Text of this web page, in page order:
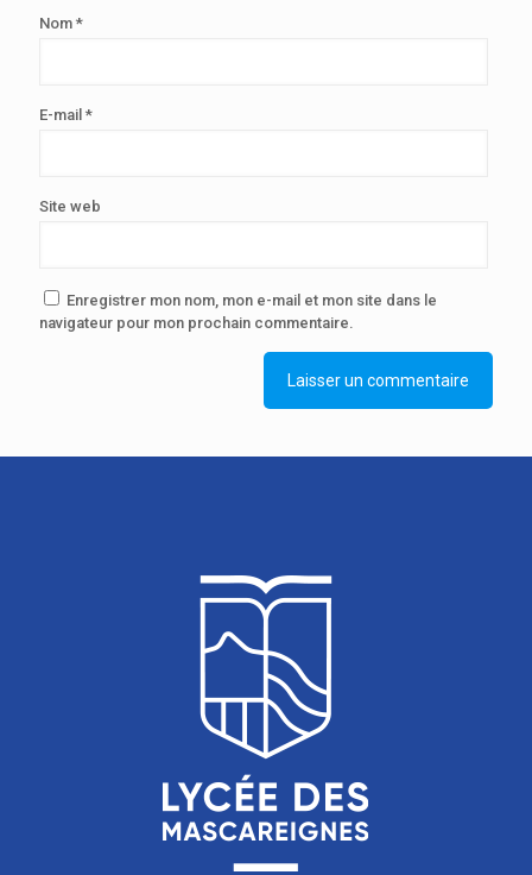
Nom *
E-mail *
Site web
Enregistrer mon nom, mon e-mail et mon site dans le
navigateur pour mon prochain commentaire.